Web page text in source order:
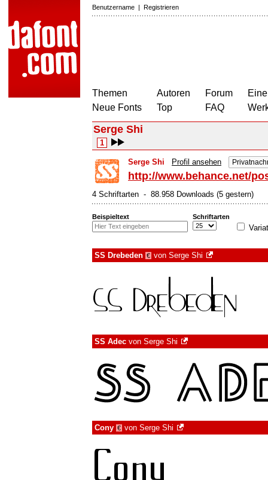
Benutzername | Registrieren
Themen
Neue Fonts
Autoren
Top
Forum
FAQ
Serge Shi
1
Serge Shi Profil ansehen
http://www.behance.net/
4 Schriftarten - 88.958 Downloads (5 gestern)
Beispieltext Schriftarten
SS Drebeden € von Serge Shi
SS Adec von Serge Shi
Cony € von Serge Shi